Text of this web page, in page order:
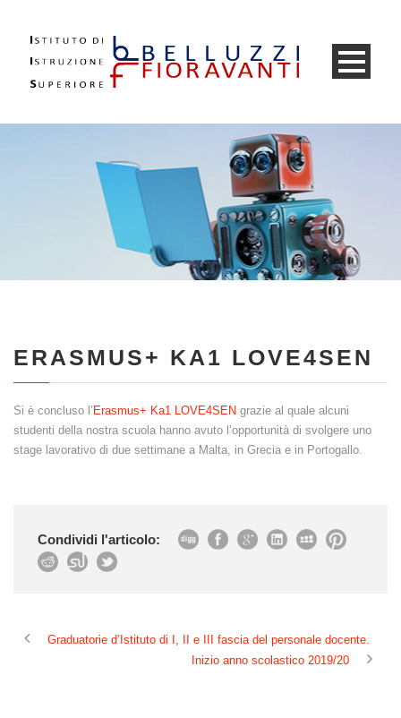
ERASMUS+ KA1 LOVE4SEN
Si è concluso l’ Erasmus+ Ka1 LOVE4SEN grazie al quale alcuni
studenti della nostra scuola hanno avuto l’opportunità di svolgere uno
stage lavorativo di due settimane a Malta, in Grecia e in Portogallo.
Condividi l'articolo:
Graduatorie d’Istituto di I, II e III fascia del personale docente.
Inizio anno scolastico 2019/20